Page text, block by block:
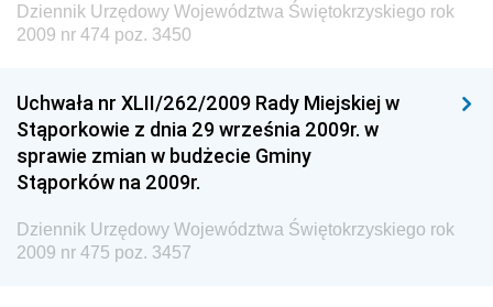
Dziennik Urzędowy Ministra Kultury, Dziedzictwa
Dziennik Urzędowy Ministra Rodziny i Polityki
Społecznej
Dziennik Urzędowy Komendy Głównej Straży
Granicznej
Dziennik Urzędowy Głównego Inspektoratu Transportu
Drogowego
Dziennik Urzędowy Województwa Świętokrzyskiego rok
2009 nr 474 poz. 3450
Uchwała nr XLII/262/2009 Rady Miejskiej w
Stąporkowie z dnia 29 września 2009r. w
sprawie zmian w budżecie Gminy
Stąporków na 2009r.
Dziennik Urzędowy Województwa Świętokrzyskiego rok
2009 nr 475 poz. 3457